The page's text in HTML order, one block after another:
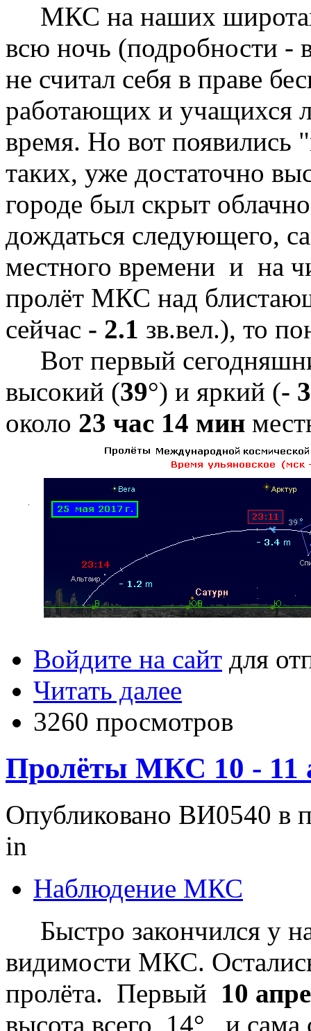
МКС на наших широтах
всю ночь (подробности -
не считал себя в праве
работающих и учащихся
время. Но вот появились
таких, уже достаточно
городе был скрыт
дождаться следующего,
местного времени и на
пролёт МКС над
сейчас - 2.1 зв.вел.), то
Вот первый
высокий (39°) и яркий (-
около 23 час 14 мин
Войдите на сайт для
Читать далее
3260 просмотров
Пролёты МКС 10 - 11
Опубликовано ВИ0540 в
in
Наблюдение МКС
Быстро закончился у
видимости МКС.
пролёта. Первый 10
высота всего 14°, и